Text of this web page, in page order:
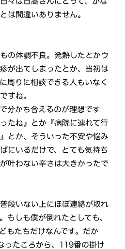
は間違いありません。
の体調不良。発熱したとかウ
が出てしまったとか、当初は
周りに相談できる人もいなく
すね。
分かち合えるのが理想です
たね』とか『病院に連れて行
とか、そういった不安や悩み
にいるだけで、とても気持ち
叶わない辛さは大きかったで
段いない上にほぼ連絡が取れ
もしも僕が倒れたとしても、
もたちだけなんです。だか
ったころから、119番の掛け